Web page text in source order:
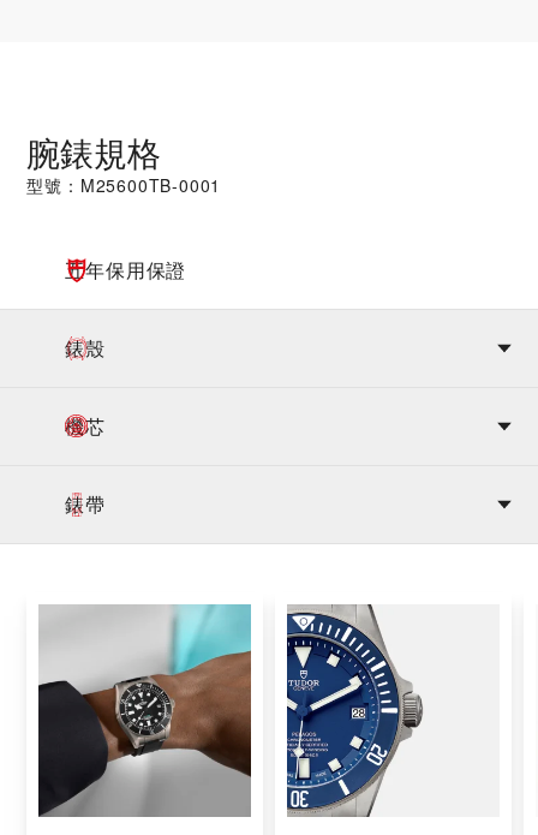
腕錶規格
型號：M25600TB-0001
五年保用保證
錶殼
機芯
錶帶